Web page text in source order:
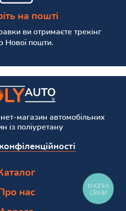
на пошті
ви отримаєте трекінг
Нової пошти.
магазин автомобільних
із поліуретану
нас
КНОПКА
СВЯЗИ